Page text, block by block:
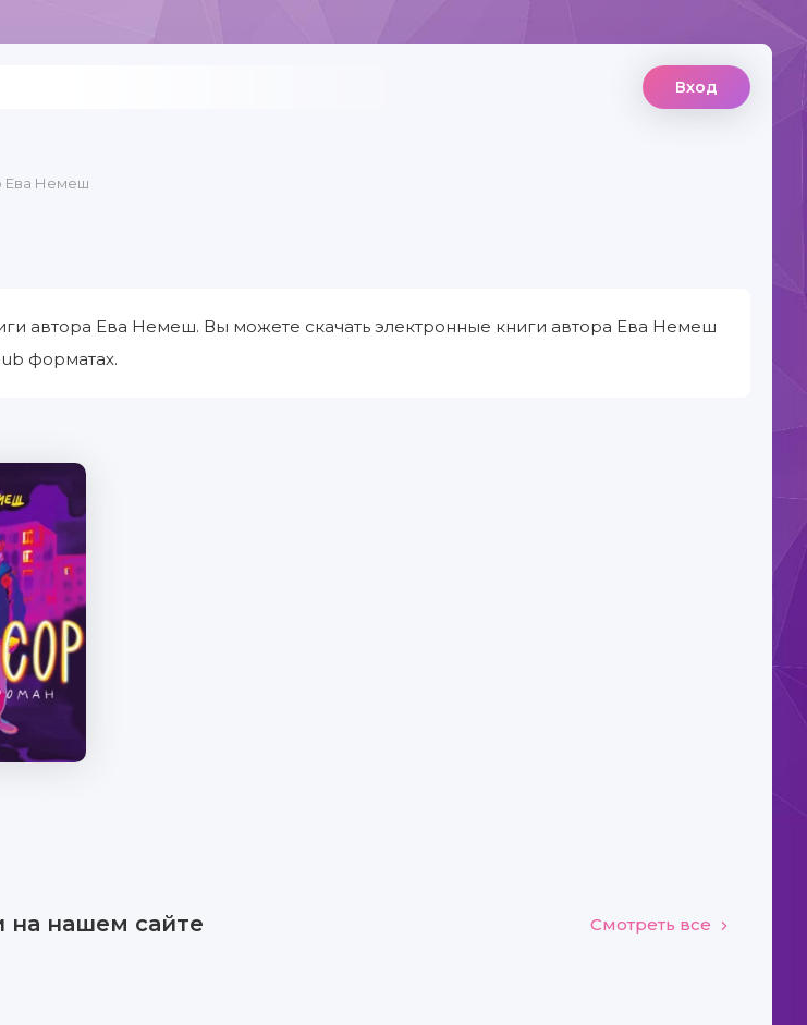
Вход
Ева Немеш
автора Ева Немеш. Вы можете скачать электронные книги автора Ева Немеш
форматах.
на нашем сайте Смотреть все